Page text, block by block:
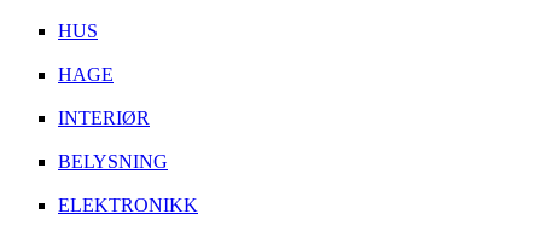
HUS
HAGE
INTERIØR
BELYSNING
ELEKTRONIKK